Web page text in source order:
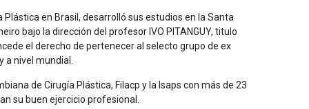
Plástica en Brasil, desarrolló sus estudios en la Santa
bajo la dirección del profesor IVO PITANGUY, titulo
el derecho de pertenecer al selecto grupo de ex
nivel mundial.
de Cirugía Plástica, Filacp y la Isaps con más de 23
su buen ejercicio profesional.